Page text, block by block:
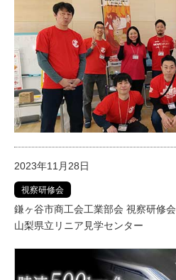
2023年11月28日
視察研修会
鎌ヶ谷市商工会工業部会 視察研修会
山梨県立リニア見学センター